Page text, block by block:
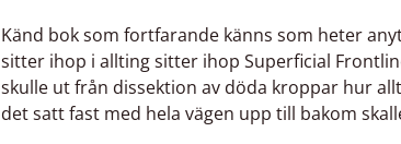
Känd bok som fortfarande känns som heter
sitter ihop i allting sitter ihop Superficial
skulle ut från dissektion av döda kroppar hur
det satt fast med hela vägen upp till bakom